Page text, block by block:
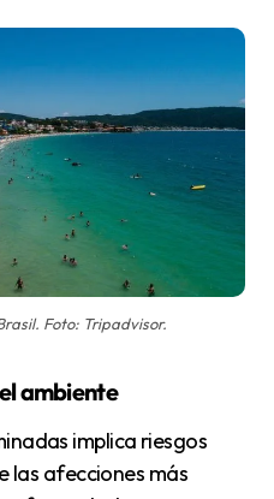
Foto: Tripadvisor.
ambiente
las afecciones más